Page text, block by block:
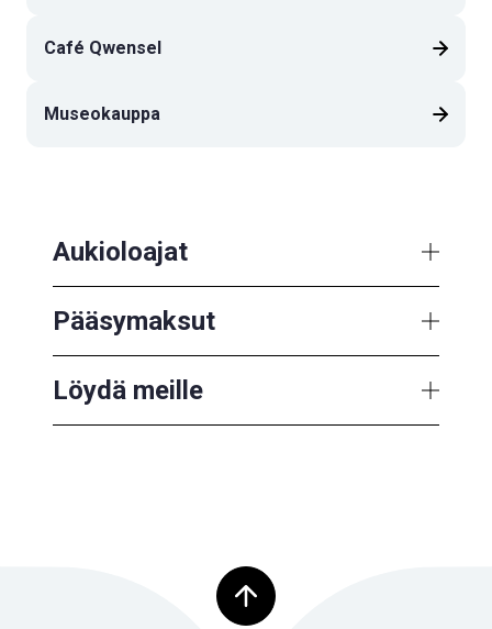
Café Qwensel
Museokauppa
Aukioloajat
Pääsymaksut
Löydä meille
Palaa ylös